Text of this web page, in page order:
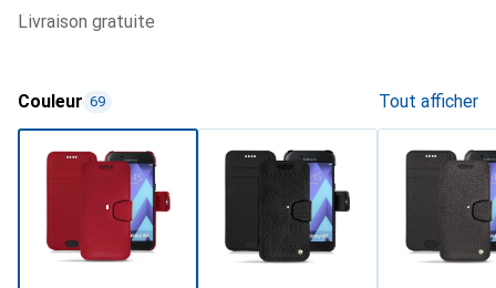
livraison gratuite
Couleur 69 Tout afficher